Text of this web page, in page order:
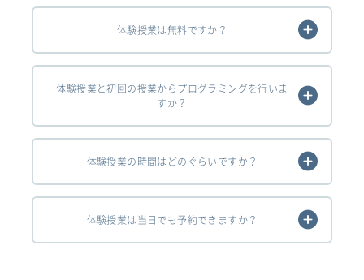
体験授業は無料ですか？
体験授業と初回の授業からプログラミングを行いま
すか？
体験授業の時間はどのぐらいですか？
体験授業は当日でも予約できますか？